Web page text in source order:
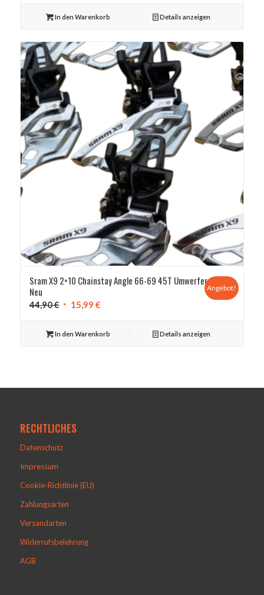
In den Warenkorb Details anzeigen
Sram X9 2×10 Chainstay Angle 66-69 45T Umwerfer
Neu
44,90€ Ursprünglicher
war:
15,99 €Aktueller
ist:
Angebot!
In den Warenkorb Details anzeigen
RECHTLICHES
Datenschutz
Impressum
Cookie-Richtlinie (EU)
Zahlungsarten
Versandarten
Widerrufsbelehrung
AGB